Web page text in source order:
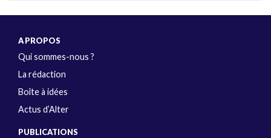
A PROPOS
Qui sommes-nous ?
La rédaction
Boîte à idées
Actus d’Alter
PUBLICATIONS